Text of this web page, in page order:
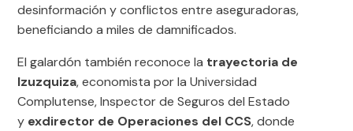
desinformación y conflictos entre aseguradoras,
beneficiando a miles de damnificados.
El galardón también reconoce la trayectoria de
Izuzquiza, economista por la Universidad
Complutense, Inspector de Seguros del Estado
y exdirector de Operaciones del CCS, donde